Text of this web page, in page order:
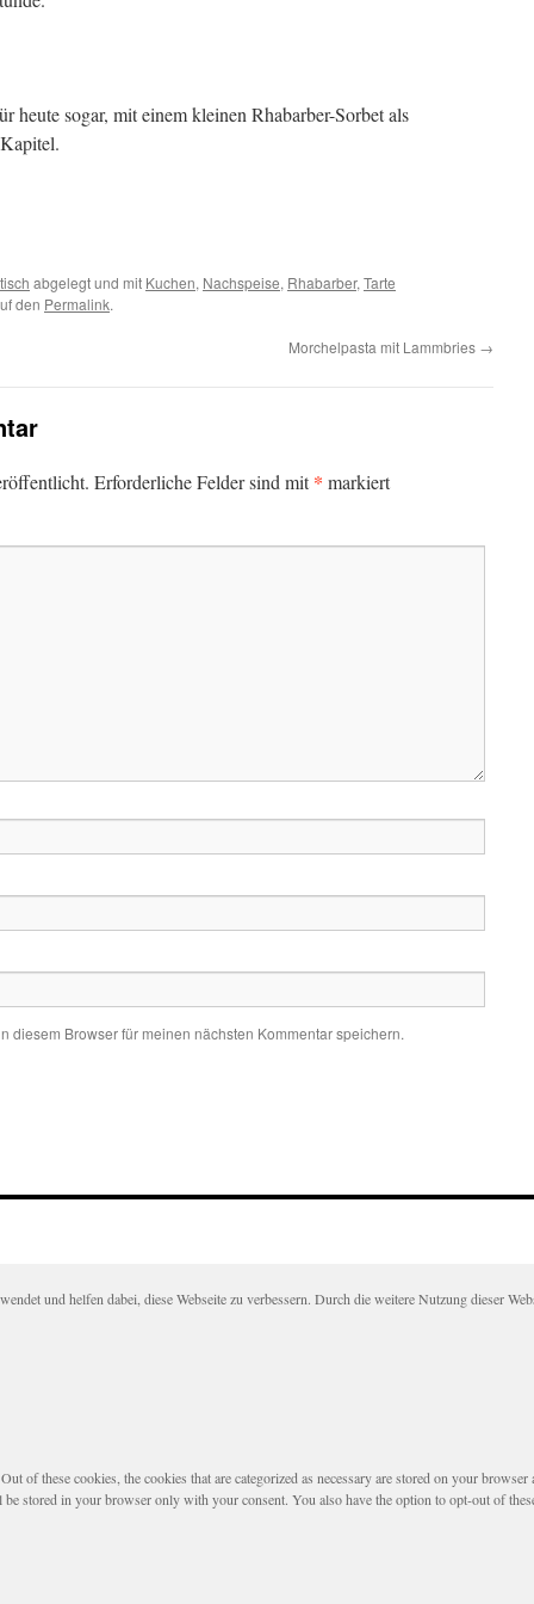
sogar, mit einem kleinen Rhabarber-Sorbet als
abgelegt und mit Kuchen, Nachspeise, Rhabarber, Tarte
den Permalink.
Morchelpasta mit Lammbries →
Erforderliche Felder sind mit* markiert
diesem Browser für meinen nächsten Kommentar speichern.
und helfen dabei, diese Webseite zu verbessern. Durch die weitere Nutzung dieser
of these cookies, the cookies that are categorized as necessary are stored on your
stored in your browser only with your consent. You also have the option to opt-out of